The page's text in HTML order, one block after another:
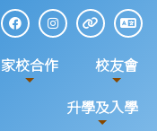
家校合作 校友會
升學及入學